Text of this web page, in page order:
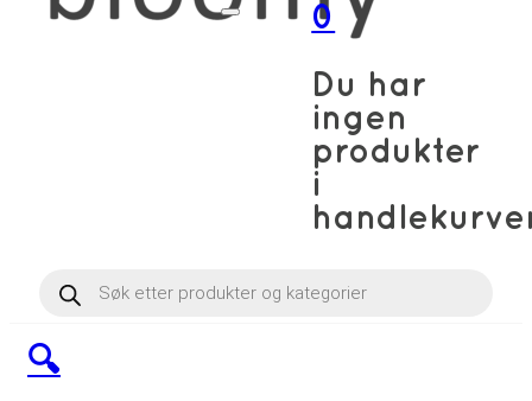
Products
0
Du har
ingen
produkter
i
🔍